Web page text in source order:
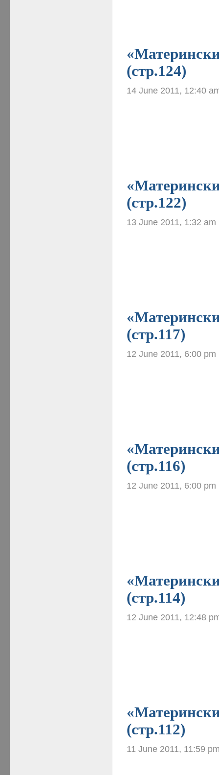
(стр.124)
14 June 2011, 12:40
(стр.122)
13 June 2011, 1:32 am
(стр.117)
12 June 2011, 6:00 pm
(стр.116)
12 June 2011, 6:00 pm
(стр.114)
12 June 2011, 12:48
(стр.112)
11 June 2011, 11:59